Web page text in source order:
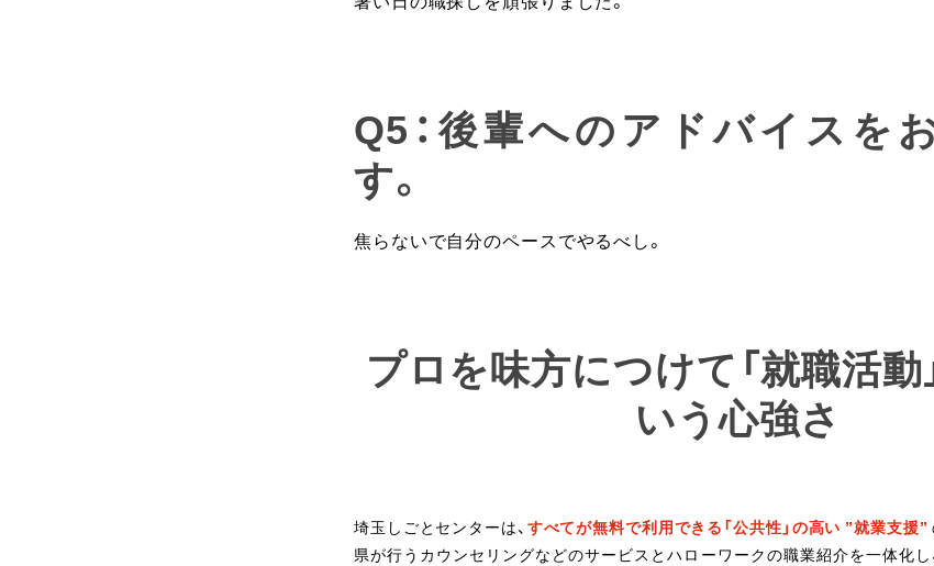
Q5：後輩へのアドバイスを
す。
焦らないで自分のペースでやるべし。
プロを味方につけて「就職活動
いう心強さ
埼玉しごとセンターは、 すべてが無料で利用できる「公共性」の高い ”就業支援”
県が行うカウンセリングなどのサービスとハローワークの職業紹介を一体化し